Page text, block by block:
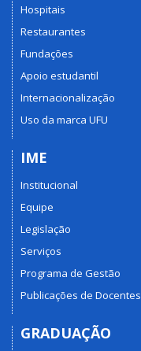
Hospitais
Restaurantes
Fundações
Apoio estudantil
Internacionalização
Uso da marca UFU
IME
Institucional
Equipe
Legislação
Serviços
Programa de Gestão
Publicações de Docentes
GRADUAÇÃO